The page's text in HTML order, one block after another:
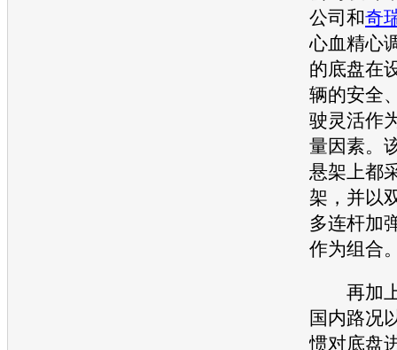
公司和奇
心血精心
的底盘在
辆的安全
驶灵活作
量因素。
悬架上都
架，并以
多连杆加
作为组合
再加
国内路况
惯对底盘